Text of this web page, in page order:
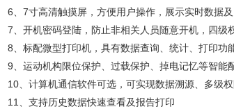
6、7寸高清触摸屏，方便用户操作，展示实时数据
7、开机密码登陆，防止非相关人员随意开机，四级
8、标配微型打印机，具有数据查询、统计、打印功
9、运动机构限位保护、过载保护、掉电记忆等智能
10、计算机通信软件可选，可实现数据溯源、多级
11、支持历史数据快速查看及报告打印